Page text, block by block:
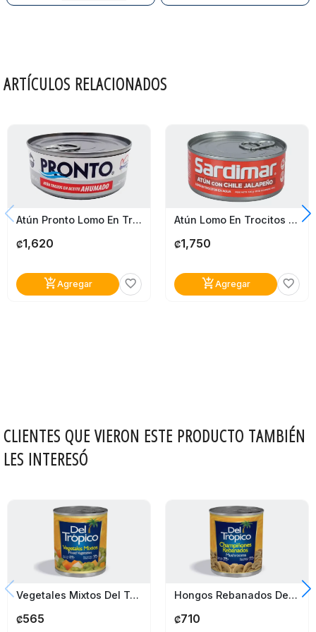
ARTÍCULOS RELACIONADOS
Atún Pronto Lomo En Trozos Ahumado 140G
₡1,620
add_shopping_cartAgregar favorite_border
Atún Lomo En Trocitos Chile Jalapeño En Agua Sardimar 140G
₡1,750
add_shopping_cartAgregar favorite_border
CLIENTES QUE VIERON ESTE PRODUCTO TAMBIÉN
LES INTERESÓ
Vegetales Mixtos Del Trópico 215G
₡565
Hongos Rebanados Del Trópico 184G
₡710